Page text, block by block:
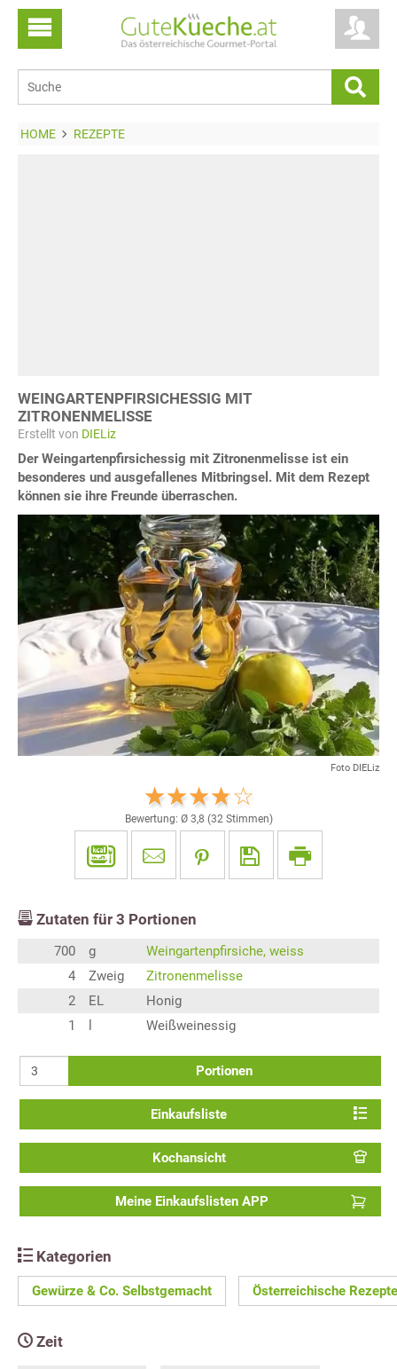
HOME REZEPTE
WEINGARTENPFIRSICHESSIG MIT
ZITRONENMELISSE
Erstellt von DIELiz
Der Weingartenpfirsichessig mit Zitronenmelisse ist ein
besonderes und ausgefallenes Mitbringsel. Mit dem Rezept
können sie ihre Freunde überraschen.
Foto DIELiz
Bewertung: Ø 3,8 (32Stimmen)
Zutaten für 3 Portionen
700 g
Weingartenpfirsiche, weiss
4
Zweig
Zitronenmelisse
2
EL
Honig
1
Weißweinessig
Portionen
Einkaufsliste
Kochansicht
Meine Einkaufslisten APP
Kategorien
Gewürze & Co. Selbstgemacht Österreichische Rezepte
Zeit